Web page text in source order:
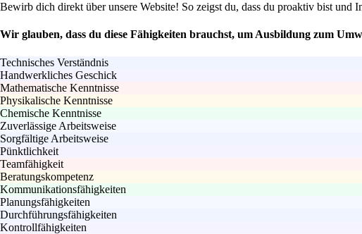
Bewirb dich direkt über unsere Website! So zeigst du, dass du proaktiv bist und
Wir glauben, dass du diese Fähigkeiten brauchst, um Ausbildung zum
Technisches Verständnis
Handwerkliches Geschick
Mathematische Kenntnisse
Physikalische Kenntnisse
Chemische Kenntnisse
Zuverlässige Arbeitsweise
Sorgfältige Arbeitsweise
Pünktlichkeit
Teamfähigkeit
Beratungskompetenz
Kommunikationsfähigkeiten
Planungsfähigkeiten
Durchführungsfähigkeiten
Kontrollfähigkeiten